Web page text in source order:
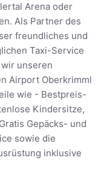
Arena oder
Als Partner des
freundliches und
Taxi-Service
unseren
Airport Oberkrimml
wie - Bestpreis-
Kindersitze,
Gepäcks- und
sowie die
inklusive